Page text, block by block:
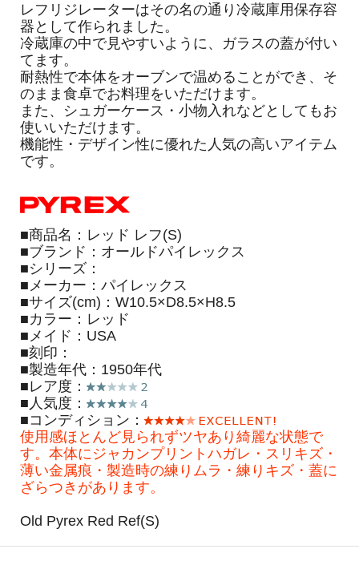
レフリジレーターはその名の通り冷蔵庫用保存容
器として作られました。
冷蔵庫の中で見やすいように、ガラスの蓋が付い
てます。
耐熱性で本体をオーブンで温めることができ、そ
のまま食卓でお料理をいただけます。
また、シュガーケース・小物入れなどとしてもお
使いいただけます。
機能性・デザイン性に優れた人気の高いアイテム
です。
■商品名：レッド レフ(S)
■ブランド：オールドパイレックス
■シリーズ：
■メーカー：パイレックス
■サイズ(cm)：W10.5×D8.5×H8.5
■カラー：レッド
■メイド：USA
■刻印：
■製造年代：1950年代
■レア度：
■人気度：
■コンディション：
使用感ほとんど見られずツヤあり綺麗な状態で
す。本体にジャカンプリントハガレ・スリキズ・
薄い金属痕・製造時の練りムラ・練りキズ・蓋に
ざらつきがあります。
Old Pyrex Red Ref(S)